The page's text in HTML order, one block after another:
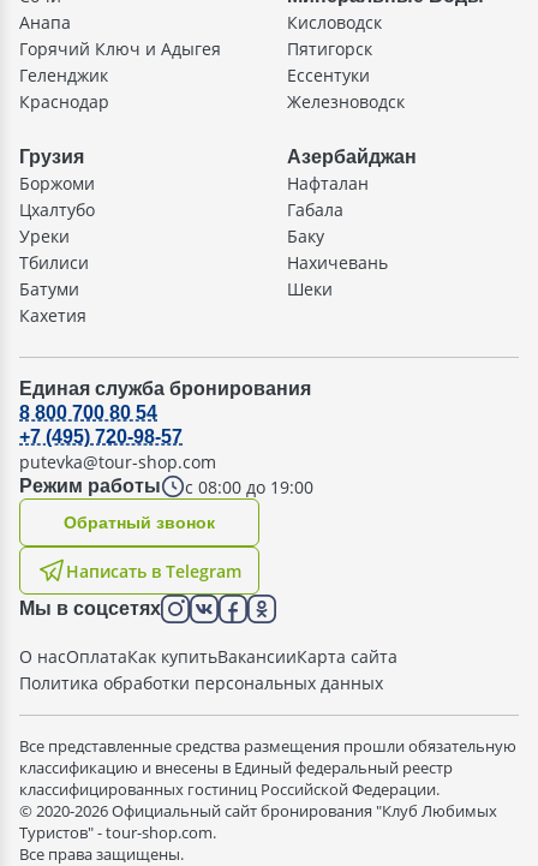
Анапа
Горячий Ключ и Адыгея
Геленджик
Краснодар
Кисловодск
Пятигорск
Ессентуки
Железноводск
Грузия
Боржоми
Цхалтубо
Уреки
Тбилиси
Батуми
Кахетия
Азербайджан
Нафталан
Габала
Баку
Нахичевань
Шеки
Единая служба бронирования
Режим работы с 08:00 до 19:00
8 800 700 80 54
+7 (495) 720-98-57
putevka@tour-shop.com
Написать в Telegram
Oбратный звонок
Мы в соцсетях
О насОплатаКак купитьВакансииКарта сайта
Политика обработки персональных данных
Все представленные средства размещения прошли обязательную
классификацию и внесены в Единый федеральный реестр
классифицированных гостиниц Российской Федерации.
© 2020-2026 Официальный сайт бронирования "Клуб Любимых
Туристов" - tour-shop.com.
Все права защищены.